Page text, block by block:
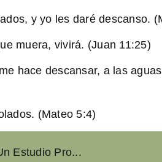
y yo les daré descanso.
muera, vivirá. (Juan 11:25)
hace descansar, a las
(Mateo 5:4)
Estudio Pro...